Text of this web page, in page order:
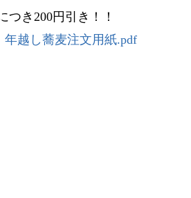
つき200円引き！！
年越し蕎麦注文用紙.pdf